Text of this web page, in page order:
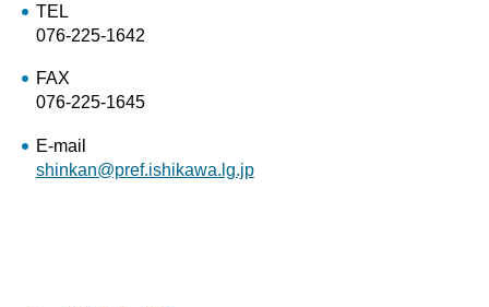
TEL
076-225-1642
FAX
076-225-1645
E-mail
shinkan@pref.ishikawa.lg.jp